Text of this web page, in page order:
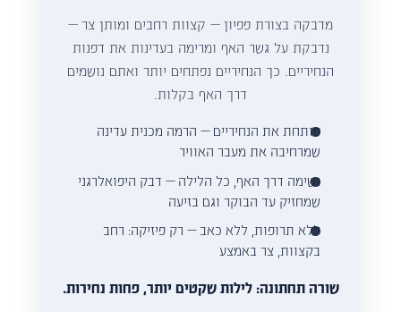
מדבקה בצורת פפיון — קצוות רחבים ומותן צר —
נדבקת על גשר האף ומרימה בעדינות את דפנות
הנחיריים. כך הנחיריים נפתחים יותר ואתם נושמים
דרך האף בקלות.
פותחת את הנחיריים — הרמה מכנית עדינה
שמרחיבה את מעבר האוויר
נשימה דרך האף, כל הלילה — דבק היפואלרגני
שמחזיק עד הבוקר וגם בזיעה
ללא תרופות, ללא כאב — רק פיזיקה: רחב
בקצוות, צר באמצע
שורה תחתונה: לילות שקטים יותר, פחות נחירות.